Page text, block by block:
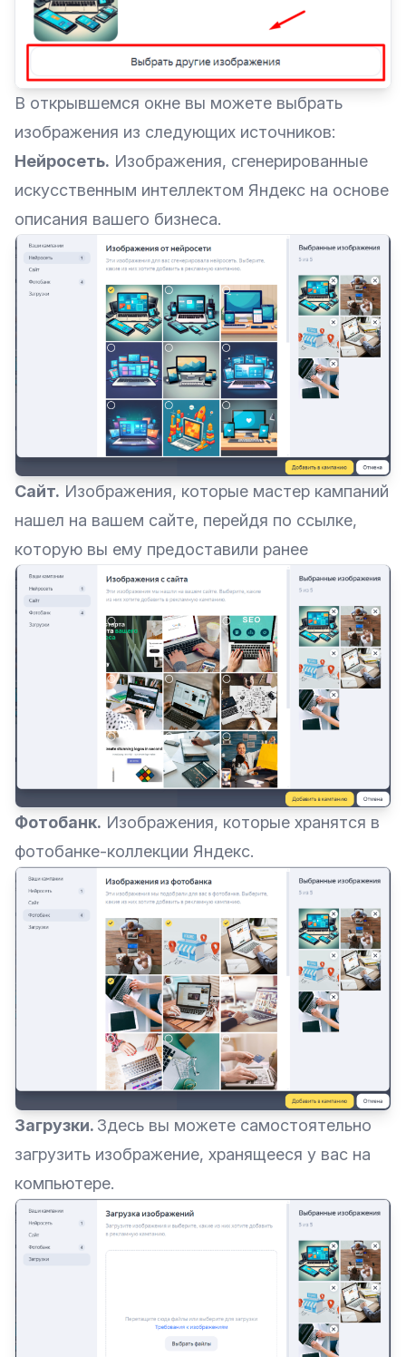
В открывшемся окне вы можете выбрать
изображения из следующих источников:
Нейросеть. Изображения, сгенерированные
искусственным интеллектом Яндекс на основе
описания вашего бизнеса.
Сайт. Изображения, которые мастер кампаний
нашел на вашем сайте, перейдя по ссылке,
которую вы ему предоставили ранее
Фотобанк. Изображения, которые хранятся в
фотобанке-коллекции Яндекс.
Загрузки. Здесь вы можете самостоятельно
загрузить изображение, хранящееся у вас на
компьютере.